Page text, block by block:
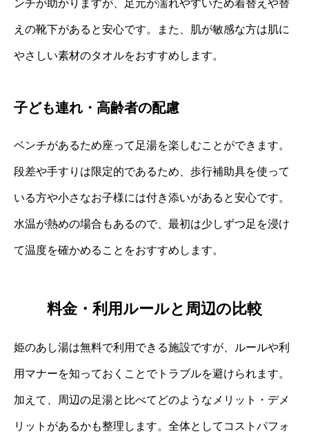
ンチが助かりますが、足元が濡れやすいため着替えや替
えの靴下があると安心です。また、肌が敏感な方は肌に
やさしい素材のタオルをおすすめします。
子ども連れ・高齢者の配慮
ベンチがあるため座って足湯を楽しむことができます。
段差や手すりは限定的であるため、歩行補助具を使って
いる方や小さなお子様には付き添いがあると安心です。
水温が熱めの場合もあるので、最初は少しずつ足を浸け
て温度を確かめることをおすすめします。
料金・利用ルールと周辺の比較
姫のあし湯は無料で利用できる施設ですが、ルールや利
用マナーを知っておくことでトラブルを避けられます。
加えて、周辺の足湯と比べてどのようなメリット・デメ
リットがあるかも整理します。全体としてコストパフォ